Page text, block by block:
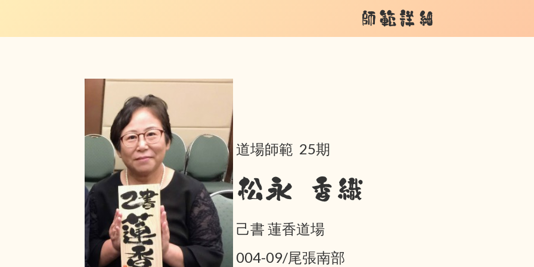
師範詳細
道場師範 25期
松永 香織
己書 蓮香道場
004-09/尾張南部